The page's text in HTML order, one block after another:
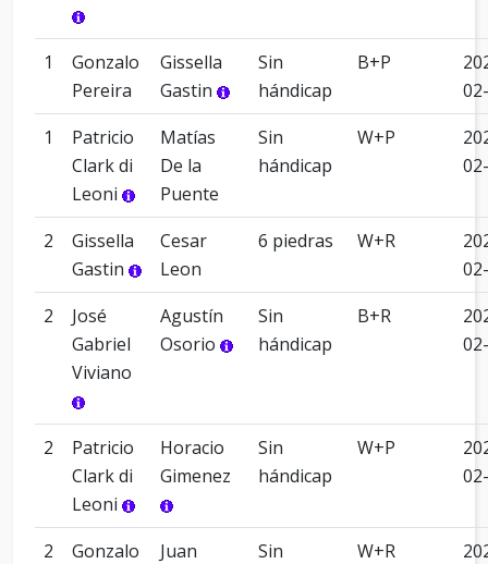
1
Gonzalo
Pereira
Gissella
Gastin
Sin
hándicap
B+P
1
Patricio
Clark di
Leoni
Matías
De la
Puente
Sin
hándicap
W+P
2
Gissella
Gastin
Cesar
Leon
6 piedras W+R
2
José
Gabriel
Viviano
Agustín
Osorio
Sin
hándicap
B+R
2
Patricio
Clark di
Leoni
Horacio
Gimenez
Sin
hándicap
W+P
2
Gonzalo
Juan
Sin
W+R